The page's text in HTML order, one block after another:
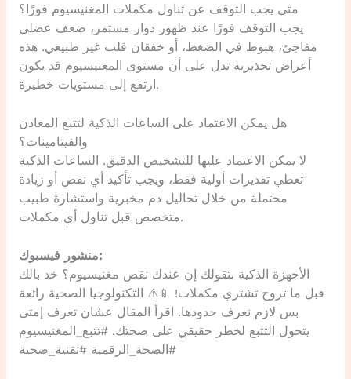
متى يجب التوقف عن تناول مكملات المغنيسيوم فورًا؟
يجب التوقف فورًا عند ظهور دوار مستمر، ضعف عضلي
مفاجئ، هبوط في الضغط، أو خفقان قلب غير طبيعي. هذه
أعراض تحذيرية تدل على أن مستوى المغنيسيوم قد يكون
ارتفع إلى مستويات خطيرة.
هل يمكن الاعتماد على الساعات الذكية لتتبع المعادن
والفيتامينات؟
لا يمكن الاعتماد عليها للتشخيص الدقيق. الساعات الذكية
تعطي تقديرات أولية فقط، ويجب تأكيد أي نقص أو زيادة
محتملة من خلال تحاليل دم مخبرية واستشارة طبيب
متخصص قبل تناول أي مكملات.
منشور فيسبوك:
الأجهزة الذكية بتقولك إن عندك نقص مغنيسيوم؟ خد بالك
قبل ما تروح تشتري مكملات! 📱⚠️ التكنولوجيا الصحية رائعة
بس لازم نعرف حدودها. اقرأ المقال عشان تعرف إمتى
يتحول التتبع لخطر حقيقي على صحتك. #تتبع_المغنيسيوم
#الصحة_الرقمية #تقنية_صحية